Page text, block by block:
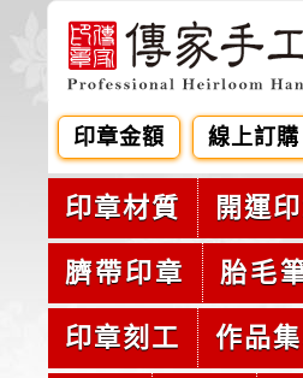
印章金額 線上訂購
印章材質 開運
臍帶印章 胎毛
印章刻工 作品集